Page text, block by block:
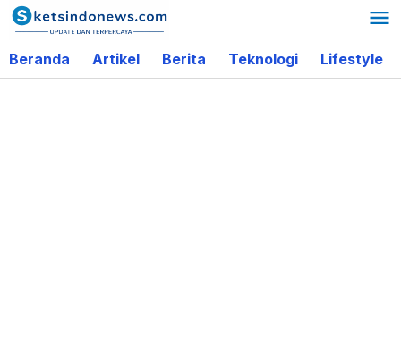
Lewati
ke
konten
Beranda Artikel Berita Teknologi Lifestyle